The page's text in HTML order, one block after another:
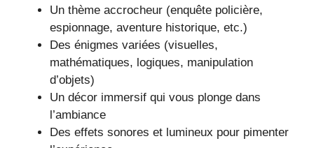
Un thème accrocheur (enquête policière,
espionnage, aventure historique, etc.)
Des énigmes variées (visuelles,
mathématiques, logiques, manipulation
d’objets)
Un décor immersif qui vous plonge dans
l’ambiance
Des effets sonores et lumineux pour pimenter